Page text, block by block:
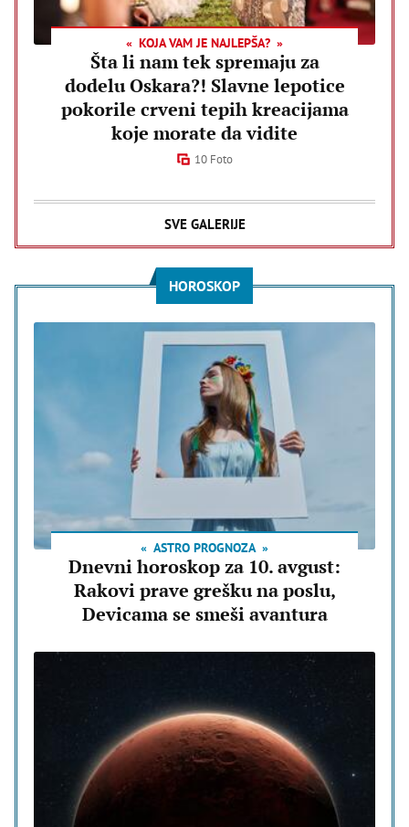
KOJA VAM JE NAJLEPŠA?
Šta li nam tek spremaju za
dodelu Oskara?! Slavne lepotice
pokorile crveni tepih kreacijama
koje morate da vidite
10 Foto
SVE GALERIJE
HOROSKOP
ASTRO PROGNOZA
Dnevni horoskop za 10. avgust:
Rakovi prave grešku na poslu,
Devicama se smeši avantura